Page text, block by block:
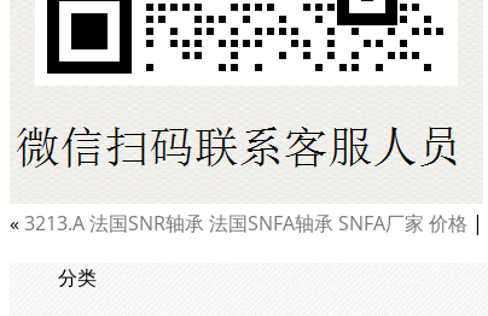
« 3213.A 法国SNR轴承 法国SNFA轴承 SNFA厂家 价格 |
分类